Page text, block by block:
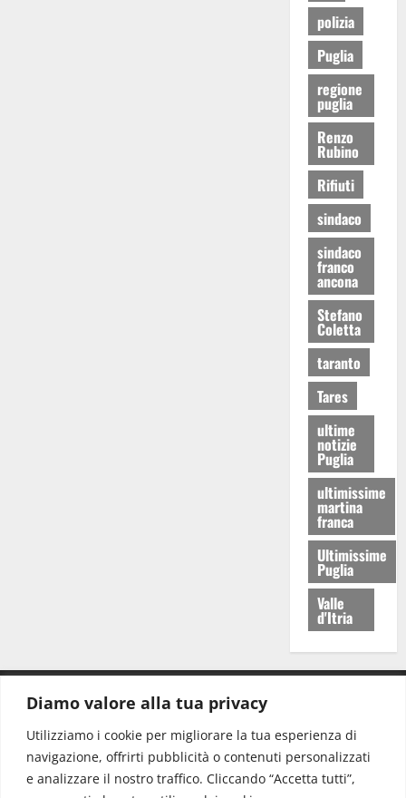
Diamo valore alla tua privacy
Utilizziamo i cookie per migliorare la tua esperienza di
navigazione, offrirti pubblicità o contenuti personalizzati
e analizzare il nostro traffico. Cliccando “Accetta tutti”,
polizia
Puglia
regione
puglia
Renzo
Rubino
Rifiuti
sindaco
sindaco
franco
ancona
Stefano
Coletta
taranto
Tares
ultime
notizie
Puglia
ultimissime
martina
franca
Ultimissime
Puglia
Valle
d'Itria
Redazione: redazione@www.martinasera.it
Direttore:direttore@www.martinasera.it